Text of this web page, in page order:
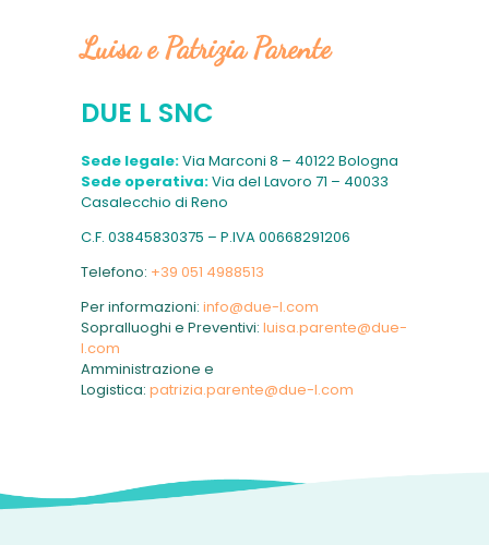
Luisa e Patrizia Parente
DUE L SNC
Sede legale:Via Marconi 8 – 40122 Bologna
Sede operativa:Via del Lavoro 71 – 40033
Casalecchio di Reno
C.F. 03845830375 – P.IVA 00668291206
Telefono: +39 051 4988513
Per informazioni: info@due-l.com
Sopralluoghi e Preventivi: luisa.parente@due-
l.com
Amministrazione e
Logistica: patrizia.parente@due-l.com